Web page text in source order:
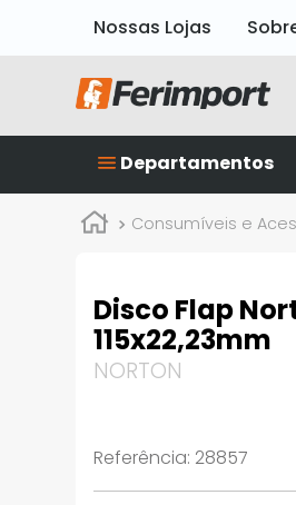
Nossas Lojas
Departamentos
Consumíveis e
Disco Flap
115x22,23mm
NORTON
Referência: 28857